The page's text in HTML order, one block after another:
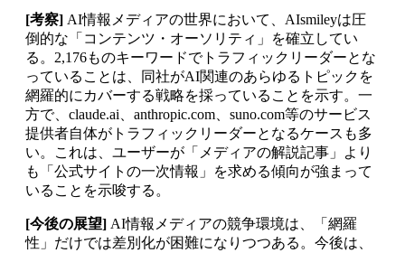
[考察] AI情報メディアの世界において、AIsmileyは圧
倒的な「コンテンツ・オーソリティ」を確立してい
る。2,176ものキーワードでトラフィックリーダーとな
っていることは、同社がAI関連のあらゆるトピックを
網羅的にカバーする戦略を採っていることを示す。一
方で、claude.ai、anthropic.com、suno.com等のサービス
提供者自体がトラフィックリーダーとなるケースも多
い。これは、ユーザーが「メディアの解説記事」より
も「公式サイトの一次情報」を求める傾向が強まって
いることを示唆する。
[今後の展望] AI情報メディアの競争環境は、「網羅
性」だけでは差別化が困難になりつつある。今後は、